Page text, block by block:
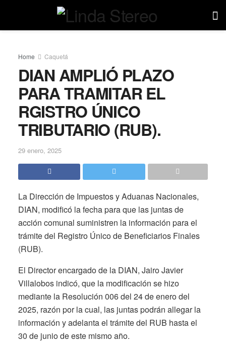
Home Caquetá
DIAN AMPLIÓ PLAZO
PARA TRAMITAR EL
RGISTRO ÚNICO
TRIBUTARIO (RUB).
29 enero, 2025
La Dirección de Impuestos y Aduanas Nacionales,
DIAN, modificó la fecha para que las juntas de
acción comunal suministren la información para el
trámite del Registro Único de Beneficiarios Finales
(RUB).
El Director encargado de la DIAN, Jairo Javier
Villalobos indicó, que la modificación se hizo
mediante la Resolución 006 del 24 de enero del
2025, razón por la cual, las juntas podrán allegar la
información y adelanta el trámite del RUB hasta el
30 de junio de este mismo año.